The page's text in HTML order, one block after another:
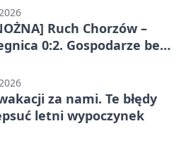
Ruch Chorzów –
0:2. Gospodarze bez
za nami. Te błędy
letni wypoczynek